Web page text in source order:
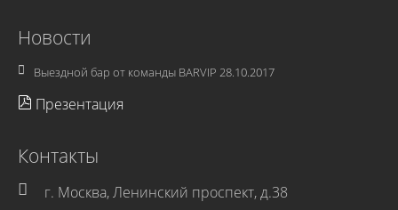
Новости
Выездной бар от команды BARVIP 28.10.2017
Презентация
Контакты
г. Москва, Ленинский проспект, д.38